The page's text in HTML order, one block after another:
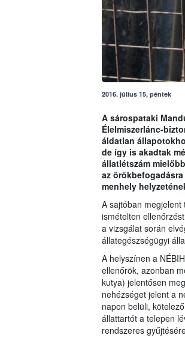
2016. július 15, péntek
A sárospataki
Élelmiszerlánc-
áldatlan
de így is akadtak
állatlétszám
az
menhely
A sajtóban
ismételten
a vizsgálat során
állategészségügyi
A helyszínen a
ellenőrök, azonban
kutya) jelentősen
nehézséget jelent a
napon belüli,
állattartót a telepen
rendszeres